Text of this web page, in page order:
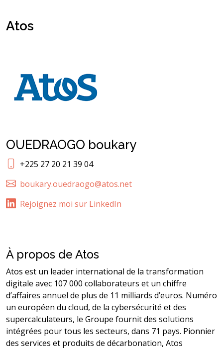
Atos
OUEDRAOGO boukary
+225 27 20 21 39 04
boukary.ouedraogo@atos.net
Rejoignez moi sur LinkedIn
À propos de Atos
Atos est un leader international de la transformation
digitale avec 107 000 collaborateurs et un chiffre
d’affaires annuel de plus de 11 milliards d’euros. Numéro
un européen du cloud, de la cybersécurité et des
supercalculateurs, le Groupe fournit des solutions
intégrées pour tous les secteurs, dans 71 pays. Pionnier
des services et produits de décarbonation, Atos